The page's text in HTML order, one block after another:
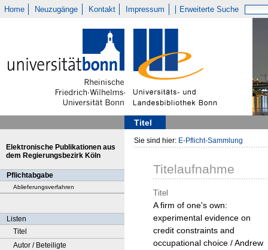
Home Neuzugänge Kontakt Impressum Erweiterte Suche
Titel
Elektronische Publikationen aus
dem Regierungsbezirk Köln
Pflichtabgabe
Ablieferungsverfahren
Listen
Titel
Autor / Beteiligte
Sie sind hier: E-Pflicht-Sammlung
Titelaufnahme
Titel
A firm of one's own:
experimental evidence on
credit constraints and
occupational choice / Andrew